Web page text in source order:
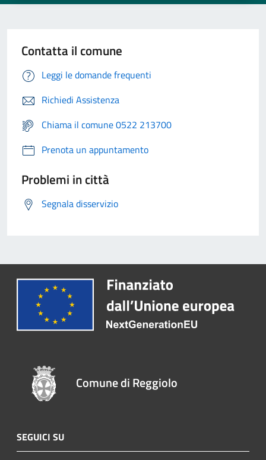
Contatta il comune
Leggi le domande frequenti
Richiedi Assistenza
Chiama il comune 0522 213700
Prenota un appuntamento
Problemi in città
Segnala disservizio
Comune di Reggiolo
SEGUICI SU